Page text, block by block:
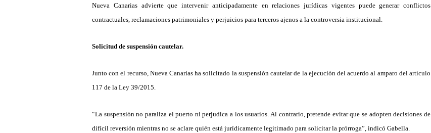
Nueva Canarias advierte que intervenir anticipadamente en relaciones jurídicas vigentes puede generar conflictos
contractuales, reclamaciones patrimoniales y perjuicios para terceros ajenos a la controversia institucional.
Solicitud de suspensión cautelar.
Junto con el recurso, Nueva Canarias ha solicitado la suspensión cautelar de la ejecución del acuerdo al amparo del artículo
117 de la Ley 39/2015.
“La suspensión no paraliza el puerto ni perjudica a los usuarios. Al contrario, pretende evitar que se adopten decisiones de
difícil reversión mientras no se aclare quién está jurídicamente legitimado para solicitar la prórroga”, indicó Gabella.